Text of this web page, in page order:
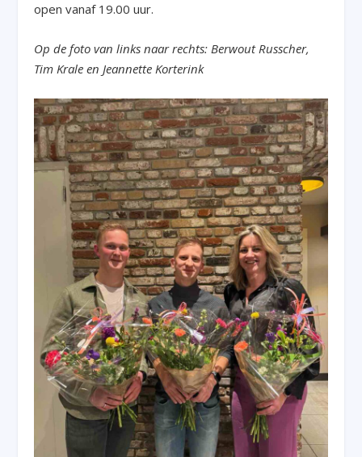
open vanaf 19.00 uur.
Op de foto van links naar rechts: Berwout Russcher,
Tim Krale en Jeannette Korterink